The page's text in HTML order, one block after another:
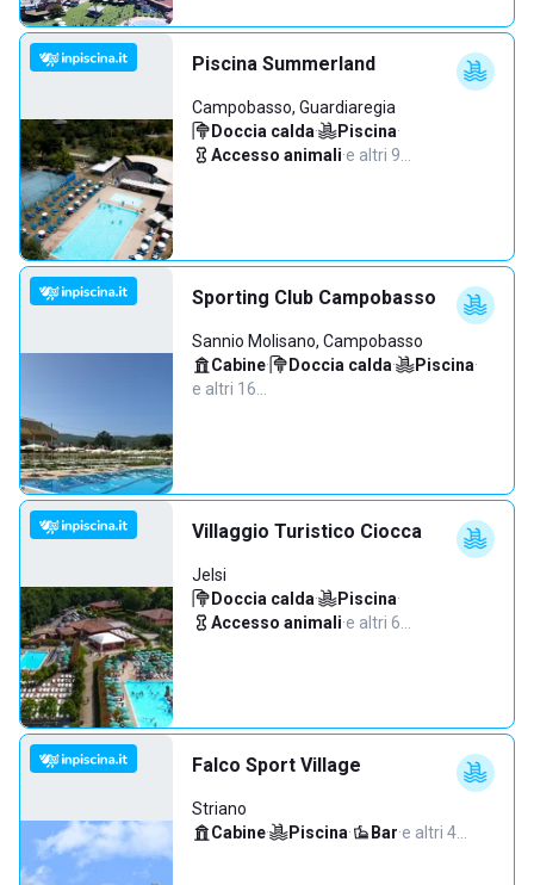
Piscina Summerland
Campobasso, Guardiaregia
Doccia calda· Piscina·
Accesso animali·e altri 9…
Sporting Club Campobasso
Sannio Molisano, Campobasso
Cabine· Doccia calda· Piscina·
e altri 16…
Villaggio Turistico Ciocca
Jelsi
Doccia calda· Piscina·
Accesso animali·e altri 6…
Falco Sport Village
Striano
Cabine· Piscina· Bar·e altri 4…